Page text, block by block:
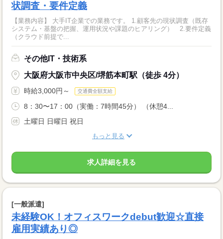
状調査・要件定義
【業務内容】 大手IT企業での業務です。 1.顧客先の現状調査（既存
システム・基盤の把握、運用状況や課題のヒアリング） 2.要件定義
（クラウド前提で...
その他IT・技術系
大阪府大阪市中央区/堺筋本町駅（徒歩 4分）
時給3,000円～ 交通費全額支給
8：30〜17：00（実働：7時間45分） （休憩4...
土曜日 日曜日 祝日
もっと見る
求人詳細を見る
[一般派遣]
未経験OK！オフィスワークdebut歓迎☆直接
雇用実績あり◎